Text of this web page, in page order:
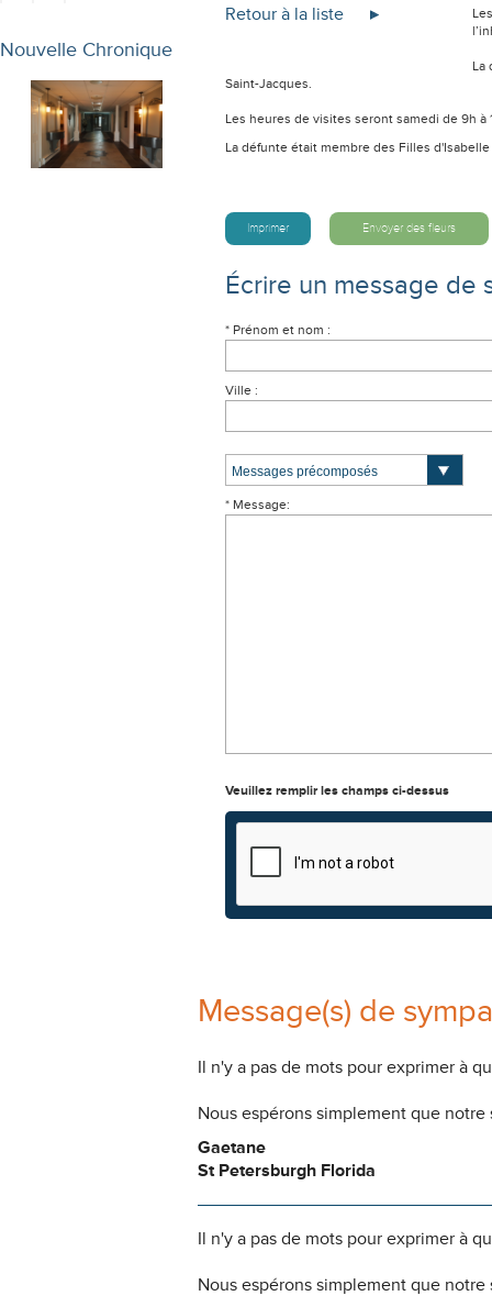
Retour à la liste
La
Saint-Jacques.
Les heures de visites seront samedi de 9h à
La défunte était membre des Filles
Imprimer Envoyer des fleurs
Écrire un message de
* Prénom et nom :
Ville :
* Message:
Veuillez remplir les champs ci-dessus
Message(s) de
Il n'y a pas de mots pour exprimer à
Nous espérons simplement que
Gaetane
St Petersburgh Florida
Il n'y a pas de mots pour exprimer à
Nous espérons simplement que
Nouvelle Chronique